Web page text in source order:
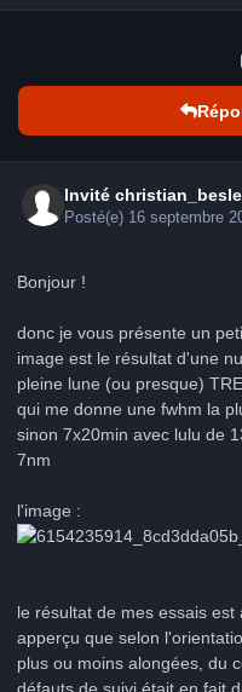
Invité christian_besle
Posté(e) 16 septembre
Bonjour !
donc je vous présente un
image est le résultat d'une
pleine lune (ou presque)
qui me donne une fwhm la
sinon 7x20min avec lulu de
7nm
l'image :
le résultat de mes essais
apperçu que selon
plus ou moins alongées, du
défauts de suivi était en fait